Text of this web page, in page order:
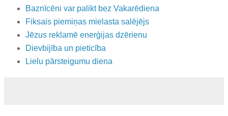
Baznīcēni var palikt bez Vakarēdiena
Fiksais piemiņas mielasta salējējs
Jēzus reklamē enerģijas dzērienu
Dievbijība un pieticība
Lielu pārsteigumu diena